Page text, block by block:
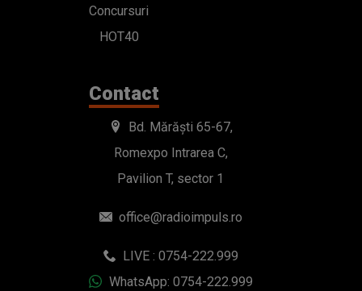
Concursuri
HOT40
Contact
Bd. Mărăști 65-67,
Romexpo Intrarea C,
Pavilion T, sector 1
office@radioimpuls.ro
LIVE : 0754-222.999
WhatsApp: 0754-222.999